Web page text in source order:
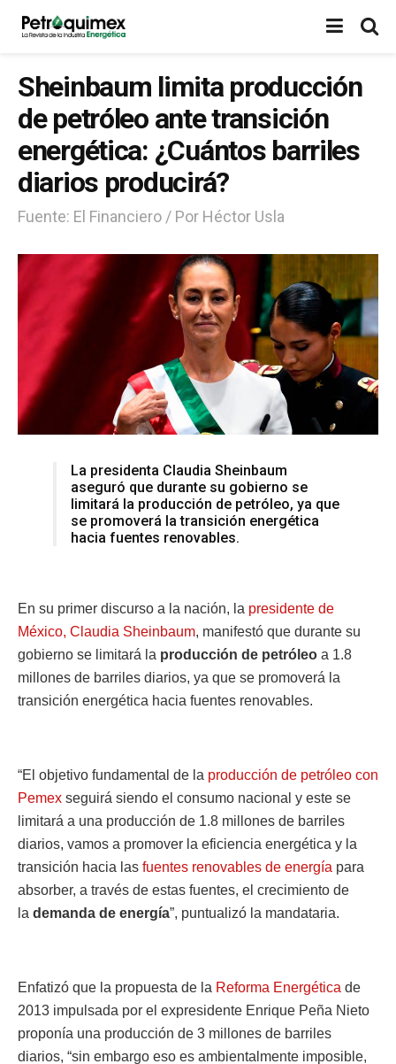
Sheinbaum limita producción
de petróleo ante transición
energética: ¿Cuántos barriles
diarios producirá?
Fuente: El Financiero / Por Héctor Usla
La presidenta Claudia Sheinbaum
aseguró que durante su gobierno se
limitará la producción de petróleo, ya que
se promoverá la transición energética
hacia fuentes renovables.
En su primer discurso a la nación, la presidente de
México, Claudia Sheinbaum, manifestó que durante su
gobierno se limitará la producción de petróleo a 1.8
millones de barriles diarios, ya que se promoverá la
transición energética hacia fuentes renovables.
“El objetivo fundamental de la producción de petróleo con
Pemex seguirá siendo el consumo nacional y este se
limitará a una producción de 1.8 millones de barriles
diarios, vamos a promover la eficiencia energética y la
transición hacia las fuentes renovables de energía para
absorber, a través de estas fuentes, el crecimiento de
la demanda de energía”, puntualizó la mandataria.
Enfatizó que la propuesta de la Reforma Energética de
2013 impulsada por el expresidente Enrique Peña Nieto
proponía una producción de 3 millones de barriles
diarios, “sin embargo eso es ambientalmente imposible,